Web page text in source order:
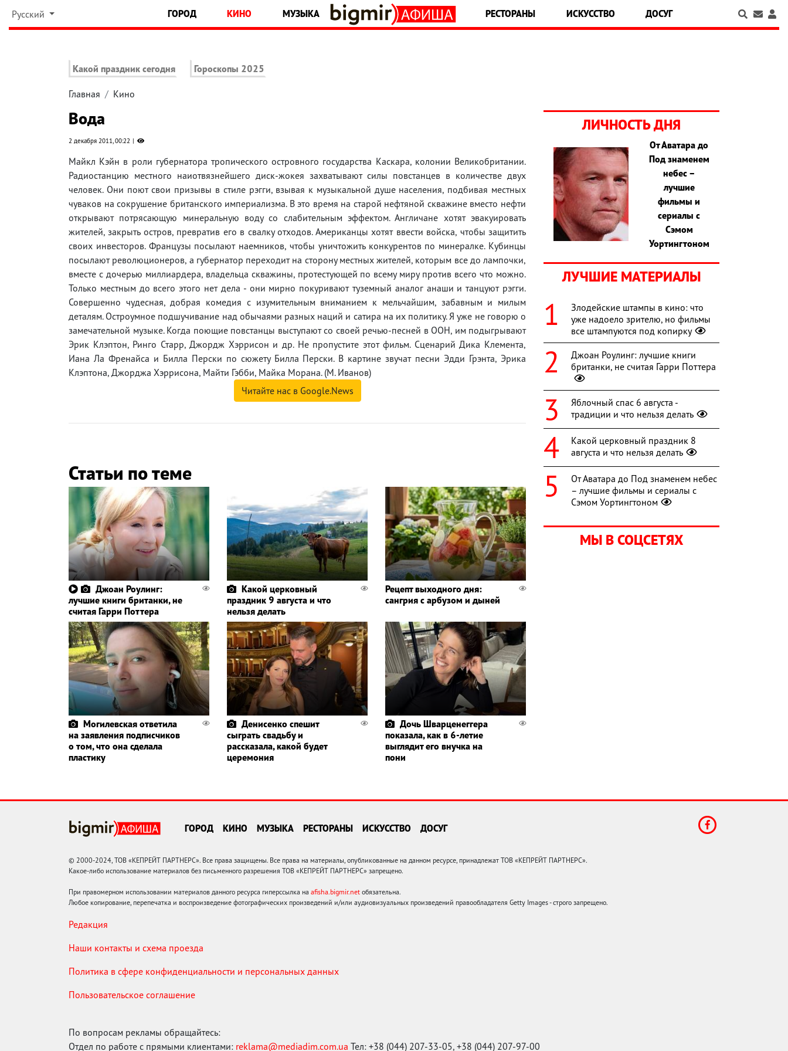
Русский ГОРОД КИНО МУЗЫКА РЕСТОРАНЫ ИСКУССТВО ДОСУГ
Какой праздник сегодня Гороскопы 2025
Главная Кино
Вода
2 декабря 2011, 00:22
Майкл Кэйн в роли губернатора тропического островного государства Каскара, колонии Великобритании.
Радиостанцию местного наиотвязнейшего диск-жокея захватывают силы повстанцев в количестве двух
человек. Они поют свои призывы в стиле рэгги, взывая к музыкальной душе населения, подбивая местных
чуваков на сокрушение британского империализма. В это время на старой нефтяной скважине вместо нефти
открывают потрясающую минеральную воду со слабительным эффектом. Англичане хотят эвакуировать
жителей, закрыть остров, превратив его в свалку отходов. Американцы хотят ввести войска, чтобы защитить
своих инвесторов. Французы посылают наемников, чтобы уничтожить конкурентов по минералке. Кубинцы
посылают революционеров, а губернатор переходит на сторону местных жителей, которым все до лампочки,
вместе с дочерью миллиардера, владельца скважины, протестующей по всему миру против всего что можно.
Только местным до всего этого нет дела - они мирно покуривают туземный аналог анаши и танцуют рэгги.
Совершенно чудесная, добрая комедия с изумительным вниманием к мельчайшим, забавным и милым
деталям. Остроумное подшучивание над обычаями разных наций и сатира на их политику. Я уже не говорю о
замечательной музыке. Когда поющие повстанцы выступают со своей речью-песней в ООН, им подыгрывают
Эрик Клэптон, Ринго Старр, Джордж Хэррисон и др. Не пропустите этот фильм. Сценарий Дика Клемента,
Иана Ла Френайса и Билла Перски по сюжету Билла Перски. В картине звучат песни Эдди Грэнта, Эрика
Клэптона, Джорджа Хэррисона, Майти Гэбби, Майка Морана. (М. Иванов)
Читайте нас в Google.News
Статьи по теме
Джоан Роулинг:
лучшие книги британки, не
считая Гарри Поттера
Какой церковный
праздник 9 августа и что
нельзя делать
Рецепт выходного дня:
сангрия с арбузом и дыней
Могилевская ответила
на заявления подписчиков
о том, что она сделала
пластику
Денисенко спешит
сыграть свадьбу и
рассказала, какой будет
церемония
Дочь Шварценеггера
показала, как в 6-летие
выглядит его внучка на
пони
ЛИЧНОСТЬ ДНЯ
От Аватара до
Под знаменем
небес –
лучшие
фильмы и
сериалы с
Сэмом
Уортингтоном
ЛУЧШИЕ МАТЕРИАЛЫ
Злодейские штампы в кино: что
уже надоело зрителю, но фильмы
все штампуются под копирку
Джоан Роулинг: лучшие книги
британки, не считая Гарри Поттера
Яблочный спас 6 августа -
традиции и что нельзя делать
Какой церковный праздник 8
августа и что нельзя делать
От Аватара до Под знаменем небес
– лучшие фильмы и сериалы с
Сэмом Уортингтоном
МЫ В СОЦСЕТЯХ
ГОРОД КИНО МУЗЫКА РЕСТОРАНЫ ИСКУССТВО ДОСУГ
© 2000-2024, ТОВ «КЕПРЕЙТ ПАРТНЕРС». Все права защищены. Все права на материалы, опубликованные на данном ресурсе, принадлежат ТОВ «КЕПРЕЙТ ПАРТНЕРС».
Какое-либо использование материалов без письменного разрешения ТОВ «КЕПРЕЙТ ПАРТНЕРС» запрещено.
При правомерном использовании материалов данного ресурса гиперссылка на afisha.bigmir.net обязательна.
Любое копирование, перепечатка и воспроизведение фотографических произведений и/или аудиовизуальных произведений правообладателя Getty Images - строго запрещено.
Редакция
Наши контакты и схема проезда
Политика в сфере конфиденциальности и персональных данных
Пользовательское соглашение
По вопросам рекламы обращайтесь:
Отдел по работе с прямыми клиентами: reklama@mediadim.com.ua Тел: +38 (044) 207-33-05, +38 (044) 207-97-00